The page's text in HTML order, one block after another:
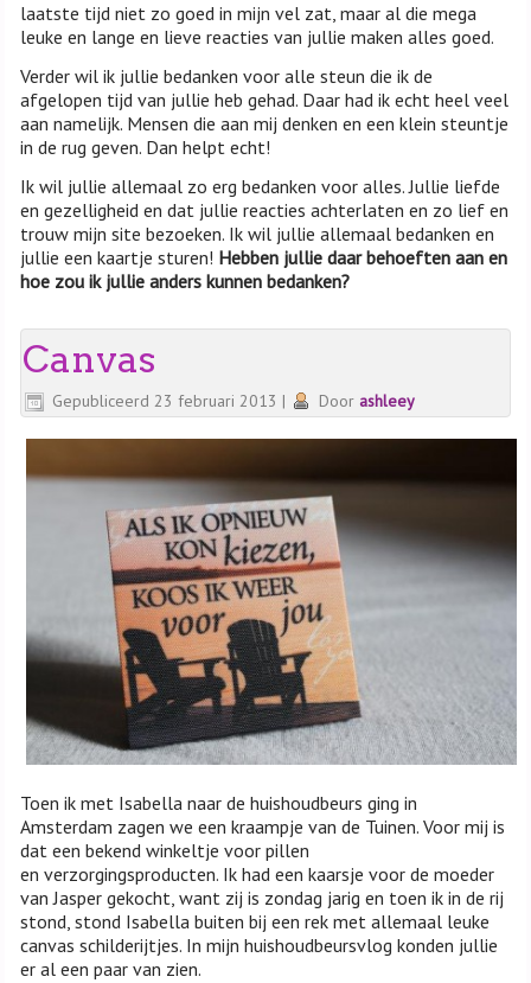
laatste tijd niet zo goed in mijn vel zat, maar al die mega
leuke en lange en lieve reacties van jullie maken alles goed.
Verder wil ik jullie bedanken voor alle steun die ik de
afgelopen tijd van jullie heb gehad. Daar had ik echt heel veel
aan namelijk. Mensen die aan mij denken en een klein steuntje
in de rug geven. Dan helpt echt!
Ik wil jullie allemaal zo erg bedanken voor alles. Jullie liefde
en gezelligheid en dat jullie reacties achterlaten en zo lief en
trouw mijn site bezoeken. Ik wil jullie allemaal bedanken en
jullie een kaartje sturen! Hebben jullie daar behoeften aan en
hoe zou ik jullie anders kunnen bedanken?
Canvas
Gepubliceerd 23 februari 2013 | Door ashleey
Toen ik met Isabella naar de huishoudbeurs ging in
Amsterdam zagen we een kraampje van de Tuinen. Voor mij is
dat een bekend winkeltje voor pillen
en verzorgingsproducten. Ik had een kaarsje voor de moeder
van Jasper gekocht, want zij is zondag jarig en toen ik in de rij
stond, stond Isabella buiten bij een rek met allemaal leuke
canvas schilderijtjes. In mijn huishoudbeursvlog konden jullie
er al een paar van zien.